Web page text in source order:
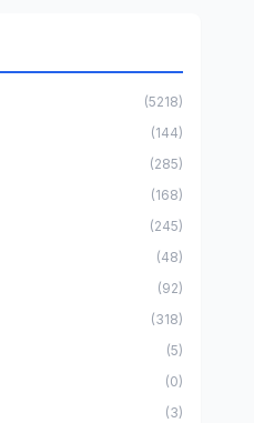
(5218)
(144)
(285)
(168)
(245)
(48)
(92)
(318)
(5)
(0)
(3)